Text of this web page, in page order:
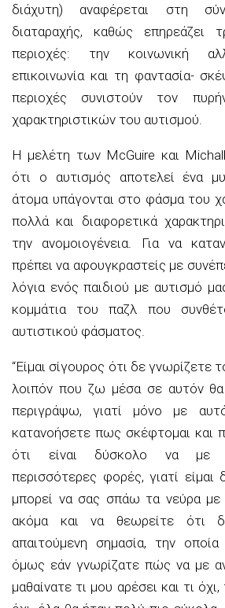
διάχυτη) αναφέρεται στη
διαταραχής, καθώς επηρεάζει
περιοχές: την κοινωνική
επικοινωνία και τη φαντασία-
περιοχές συνιστούν τον
χαρακτηριστικών του αυτισμού.
Η μελέτη των McGuire και
ότι ο αυτισμός αποτελεί ένα
άτομα υπάγονται στο φάσμα του
πολλά και διαφορετικά
την ανομοιογένεια. Για να
πρέπει να αφουγκραστείς με
λόγια ενός παιδιού με αυτισμό
κομμάτια του παζλ που
αυτιστικού φάσματος.
“Είμαι σίγουρος ότι δε
λοιπόν που ζω μέσα σε αυτόν
περιγράψω, γιατί μόνο με
κατανοήσετε πως σκέφτομαι και
ότι είναι δύσκολο να με
περισσότερες φορές, γιατί είμαι
μπορεί να σας σπάω τα νεύρα με
ακόμα και να θεωρείτε ότι
απαιτούμενη σημασία, την
όμως εάν γνωρίζατε πώς να με
μαθαίνατε τι μου αρέσει και τι όχι,